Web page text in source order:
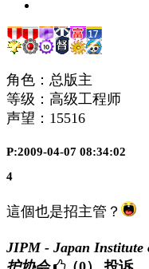
角色：总版主
等级：高级工程师
声望： 15516
P:2009-04-07 08:34:02
4
這個也是招主管？
JIPM - Japan Institute